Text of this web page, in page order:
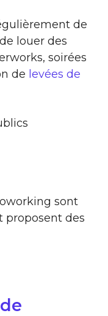
de
louer des
soirées
de levées de
sont
proposent des